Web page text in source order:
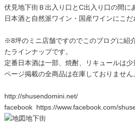
伏見地下街Ｂ出入り口とC出入り口の間に
日本酒と自然派ワイン・国産ワインにこだ
※8坪のミニ店舗ですのでこのブログに紹
たラインナップです。
定番日本酒は一部、焼酎、リキュールは
ページ掲載の全商品は在庫しておりません
http://shusendomini.net/
facebook https://www.facebook.com/